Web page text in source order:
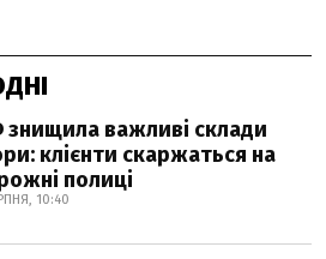
важливі склади
клієнти скаржаться на
полиці
10:40